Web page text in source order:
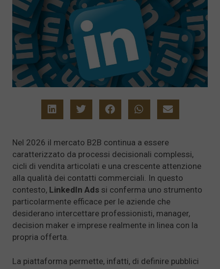
Nel 2026 il mercato B2B continua a essere
caratterizzato da processi decisionali complessi,
cicli di vendita articolati e una crescente attenzione
alla qualità dei contatti commerciali. In questo
contesto, LinkedIn Ads si conferma uno strumento
particolarmente efficace per le aziende che
desiderano intercettare professionisti, manager,
decision maker e imprese realmente in linea con la
propria offerta.
La piattaforma permette, infatti, di definire pubblici